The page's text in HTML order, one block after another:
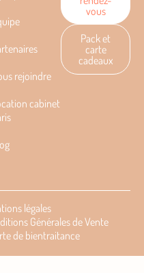
rejoindre
cabinet
vous
Pack et
carte
cadeaux
légales
Générales de Vente
de bientraitance